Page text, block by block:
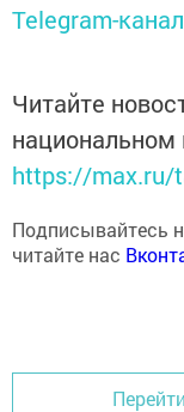
Telegram-
Читайте
https://max.ru/
Подписывайтесь
читайте нас